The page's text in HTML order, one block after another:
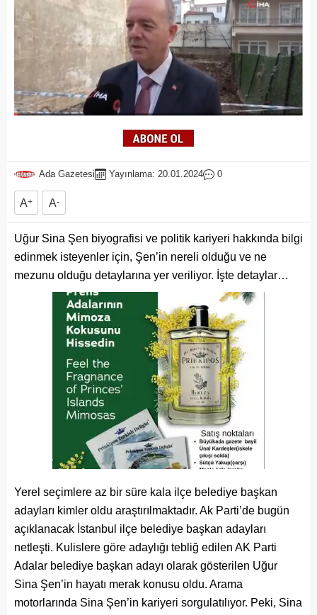
Ada Gazetesi Yayınlama: 20.01.2024 0
A+ A-
Uğur Sina Şen biyografisi ve politik kariyeri hakkında bilgi
edinmek isteyenler için, Şen’in nereli olduğu ve ne
mezunu olduğu detaylarına yer veriliyor. İşte detaylar…
Yerel seçimlere az bir süre kala ilçe belediye başkan
adayları kimler oldu araştırılmaktadır. Ak Parti’de bugün
açıklanacak İstanbul ilçe belediye başkan adayları
netleşti. Kulislere göre adaylığı tebliğ edilen AK Parti
Adalar belediye başkan adayı olarak gösterilen Uğur
Sina Şen’in hayatı merak konusu oldu. Arama
motorlarında Sina Şen’in kariyeri sorgulatılıyor. Peki, Sina